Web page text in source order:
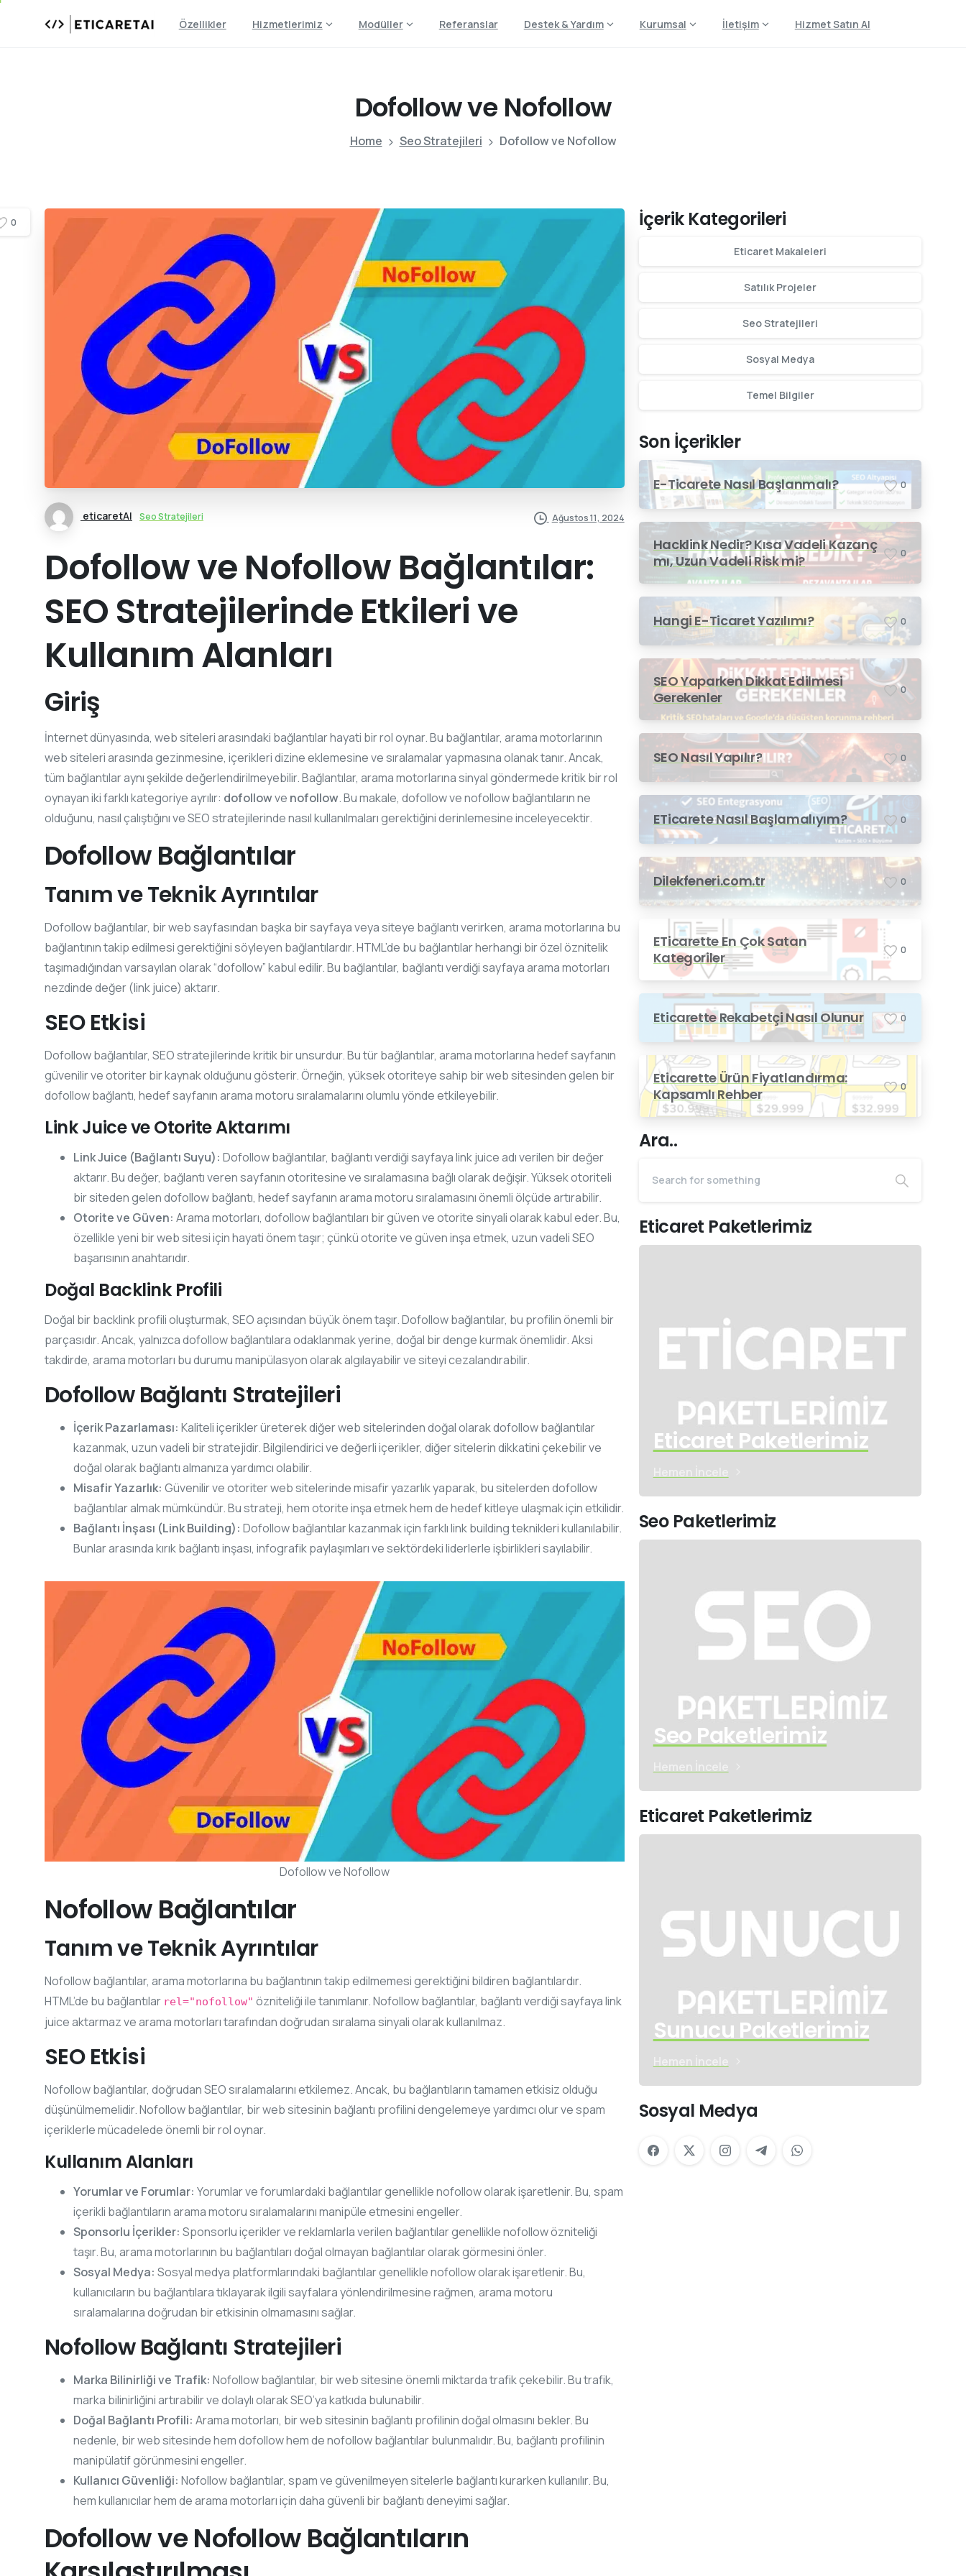
Özellikler Hizmetlerimiz Modüller Referanslar Destek & Yardım Kurumsal İletişim Hizmet Satın Al
Dofollowve Nofollow
Home Seo Stratejileri Dofollow ve Nofollow
eticaretAI Seo Stratejileri Ağustos 11, 2024
Dofollow ve Nofollow Bağlantılar:
SEO Stratejilerinde Etkileri ve
Kullanım Alanları
Giriş
İnternet dünyasında, web siteleri arasındaki bağlantılar hayati bir rol oynar. Bu bağlantılar, arama motorlarının
web siteleri arasında gezinmesine, içerikleri dizine eklemesine ve sıralamalar yapmasına olanak tanır. Ancak,
tüm bağlantılar aynı şekilde değerlendirilmeyebilir. Bağlantılar, arama motorlarına sinyal göndermede kritik bir rol
oynayan iki farklı kategoriye ayrılır: dofollowve nofollow. Bu makale, dofollow ve nofollow bağlantıların ne
olduğunu, nasıl çalıştığını ve SEO stratejilerinde nasıl kullanılmaları gerektiğini derinlemesine inceleyecektir.
Dofollow Bağlantılar
Tanım ve Teknik Ayrıntılar
Dofollow bağlantılar, bir web sayfasından başka bir sayfaya veya siteye bağlantı verirken, arama motorlarına bu
bağlantının takip edilmesi gerektiğini söyleyen bağlantılardır. HTML’de bu bağlantılar herhangi bir özel öznitelik
taşımadığından varsayılan olarak “dofollow” kabul edilir. Bu bağlantılar, bağlantı verdiği sayfaya arama motorları
nezdinde değer (link juice) aktarır.
SEO Etkisi
Dofollow bağlantılar, SEO stratejilerinde kritik bir unsurdur. Bu tür bağlantılar, arama motorlarına hedef sayfanın
güvenilir ve otoriter bir kaynak olduğunu gösterir. Örneğin, yüksek otoriteye sahip bir web sitesinden gelen bir
dofollow bağlantı, hedef sayfanın arama motoru sıralamalarını olumlu yönde etkileyebilir.
Link Juice ve Otorite Aktarımı
Link Juice (Bağlantı Suyu): Dofollow bağlantılar, bağlantı verdiği sayfaya link juice adı verilen bir değer
aktarır. Bu değer, bağlantı veren sayfanın otoritesine ve sıralamasına bağlı olarak değişir. Yüksek otoriteli
bir siteden gelen dofollow bağlantı, hedef sayfanın arama motoru sıralamasını önemli ölçüde artırabilir.
Otorite ve Güven: Arama motorları, dofollow bağlantıları bir güven ve otorite sinyali olarak kabul eder. Bu,
özellikle yeni bir web sitesi için hayati önem taşır; çünkü otorite ve güven inşa etmek, uzun vadeli SEO
başarısının anahtarıdır.
Doğal Backlink Profili
Doğal bir backlink profili oluşturmak, SEO açısından büyük önem taşır. Dofollow bağlantılar, bu profilin önemli bir
parçasıdır. Ancak, yalnızca dofollow bağlantılara odaklanmak yerine, doğal bir denge kurmak önemlidir. Aksi
takdirde, arama motorları bu durumu manipülasyon olarak algılayabilir ve siteyi cezalandırabilir.
Dofollow Bağlantı Stratejileri
İçerik Pazarlaması: Kaliteli içerikler üreterek diğer web sitelerinden doğal olarak dofollow bağlantılar
kazanmak, uzun vadeli bir stratejidir. Bilgilendirici ve değerli içerikler, diğer sitelerin dikkatini çekebilir ve
doğal olarak bağlantı almanıza yardımcı olabilir.
Misafir Yazarlık: Güvenilir ve otoriter web sitelerinde misafir yazarlık yaparak, bu sitelerden dofollow
bağlantılar almak mümkündür. Bu strateji, hem otorite inşa etmek hem de hedef kitleye ulaşmak için etkilidir.
Bağlantı İnşası (Link Building): Dofollow bağlantılar kazanmak için farklı link building teknikleri kullanılabilir.
Bunlar arasında kırık bağlantı inşası, infografik paylaşımları ve sektördeki liderlerle işbirlikleri sayılabilir.
Dofollow ve Nofollow
Nofollow Bağlantılar
Tanım ve Teknik Ayrıntılar
Nofollow bağlantılar, arama motorlarına bu bağlantının takip edilmemesi gerektiğini bildiren bağlantılardır.
HTML’de bu bağlantılar rel="nofollow" özniteliği ile tanımlanır. Nofollow bağlantılar, bağlantı verdiği sayfaya link
juice aktarmaz ve arama motorları tarafından doğrudan sıralama sinyali olarak kullanılmaz.
SEO Etkisi
Nofollow bağlantılar, doğrudan SEO sıralamalarını etkilemez. Ancak, bu bağlantıların tamamen etkisiz olduğu
düşünülmemelidir. Nofollow bağlantılar, bir web sitesinin bağlantı profilini dengelemeye yardımcı olur ve spam
içeriklerle mücadelede önemli bir rol oynar.
Kullanım Alanları
Yorumlar ve Forumlar: Yorumlar ve forumlardaki bağlantılar genellikle nofollow olarak işaretlenir. Bu, spam
içerikli bağlantıların arama motoru sıralamalarını manipüle etmesini engeller.
Sponsorlu İçerikler: Sponsorlu içerikler ve reklamlarla verilen bağlantılar genellikle nofollow özniteliği
taşır. Bu, arama motorlarının bu bağlantıları doğal olmayan bağlantılar olarak görmesini önler.
Sosyal Medya: Sosyal medya platformlarındaki bağlantılar genellikle nofollow olarak işaretlenir. Bu,
kullanıcıların bu bağlantılara tıklayarak ilgili sayfalara yönlendirilmesine rağmen, arama motoru
sıralamalarına doğrudan bir etkisinin olmamasını sağlar.
Nofollow Bağlantı Stratejileri
Marka Bilinirliği ve Trafik: Nofollow bağlantılar, bir web sitesine önemli miktarda trafik çekebilir. Bu trafik,
marka bilinirliğini artırabilir ve dolaylı olarak SEO’ya katkıda bulunabilir.
Doğal Bağlantı Profili: Arama motorları, bir web sitesinin bağlantı profilinin doğal olmasını bekler. Bu
nedenle, bir web sitesinde hem dofollow hem de nofollow bağlantılar bulunmalıdır. Bu, bağlantı profilinin
manipülatif görünmesini engeller.
Kullanıcı Güvenliği: Nofollow bağlantılar, spam ve güvenilmeyen sitelerle bağlantı kurarken kullanılır. Bu,
hem kullanıcılar hem de arama motorları için daha güvenli bir bağlantı deneyimi sağlar.
Dofollow ve Nofollow Bağlantıların
0 İçerik Kategorileri
Eticaret Makaleleri
Satılık Projeler
Seo Stratejileri
Sosyal Medya
Temel Bilgiler
Son İçerikler
E-Ticarete Nasıl Başlanmalı? 0
Hacklink Nedir? Kısa Vadeli Kazanç
mı, Uzun Vadeli Risk mi?
0
Hangi E-Ticaret Yazılımı? 0
SEO Yaparken Dikkat Edilmesi
Gerekenler
0
SEO Nasıl Yapılır? 0
ETicarete Nasıl Başlamalıyım? 0
Dilekfeneri.com.tr 0
ETicarette En Çok Satan
Kategoriler
0
Eticarette Rekabetçi Nasıl Olunur 0
Eticarette Ürün Fiyatlandırma:
Kapsamlı Rehber
0
Ara..
Eticaret Paketlerimiz
Eticaret Paketlerimiz
Seo Paketlerimiz
Seo Paketlerimiz
Eticaret Paketlerimiz
Sunucu Paketlerimiz
Sosyal Medya